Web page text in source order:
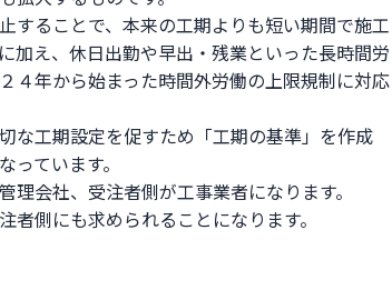
することで、本来の工期よりも短い期間で施工
加え、休日出勤や早出・残業といった長時間労
４年から始まった時間外労働の上限規制に対応
な工期設定を促すため「工期の基準」を作成
っています。
会社、受注者側が工事業者になります。
側にも求められることになります。